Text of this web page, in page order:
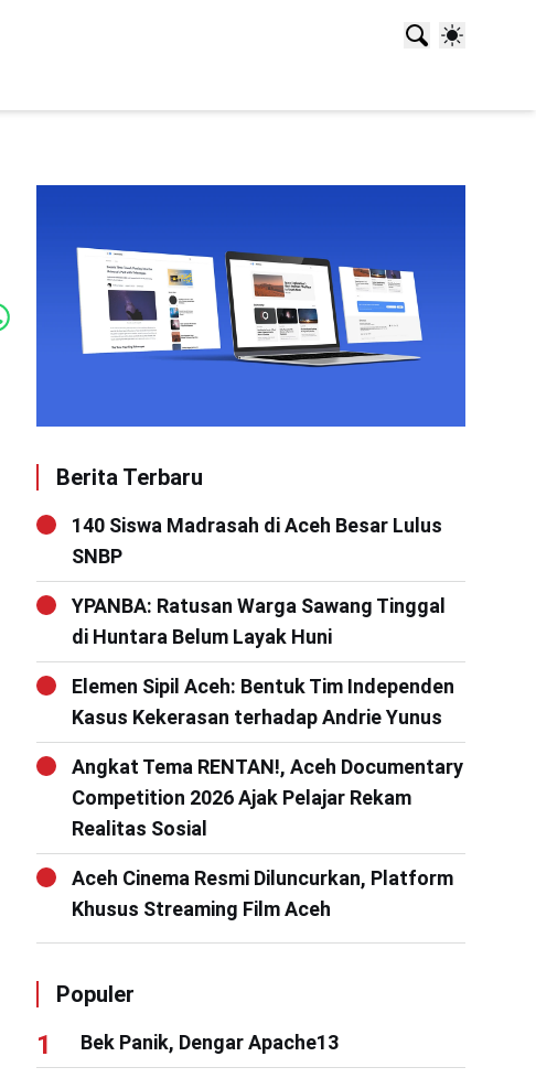
Berita Terbaru
140 Siswa Madrasah di Aceh Besar Lulus
SNBP
YPANBA: Ratusan Warga Sawang Tinggal
di Huntara Belum Layak Huni
Elemen Sipil Aceh: Bentuk Tim Independen
Kasus Kekerasan terhadap Andrie Yunus
Angkat Tema RENTAN!, Aceh Documentary
Competition 2026 Ajak Pelajar Rekam
Realitas Sosial
Aceh Cinema Resmi Diluncurkan, Platform
Khusus Streaming Film Aceh
Populer
Bek Panik, Dengar Apache13